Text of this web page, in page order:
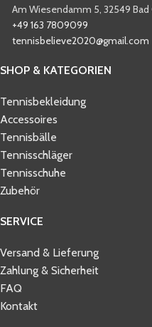
Am Wiesendamm 5, 32549
+49 163 7809099
tennisbelieve2020@gmail.com
SHOP & KATEGORIEN
Tennisbekleidung
Accessoires
Tennisbälle
Tennisschläger
Tennisschuhe
Zubehör
SERVICE
Versand & Lieferung
Zahlung & Sicherheit
FAQ
Kontakt